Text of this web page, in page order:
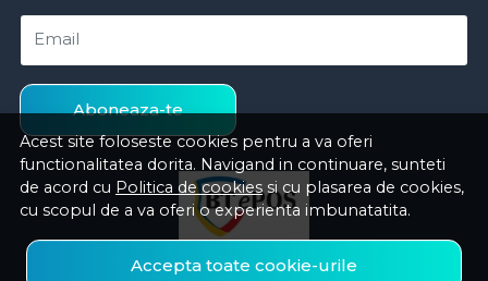
Acest site foloseste cookies pentru a va oferi
functionalitatea dorita. Navigand in continuare, sunteti
de acord cu Politica de cookies si cu plasarea de cookies,
cu scopul de a va oferi o experienta imbunatatita.
Accepta toate cookie-urile
Email
Aboneaza-te